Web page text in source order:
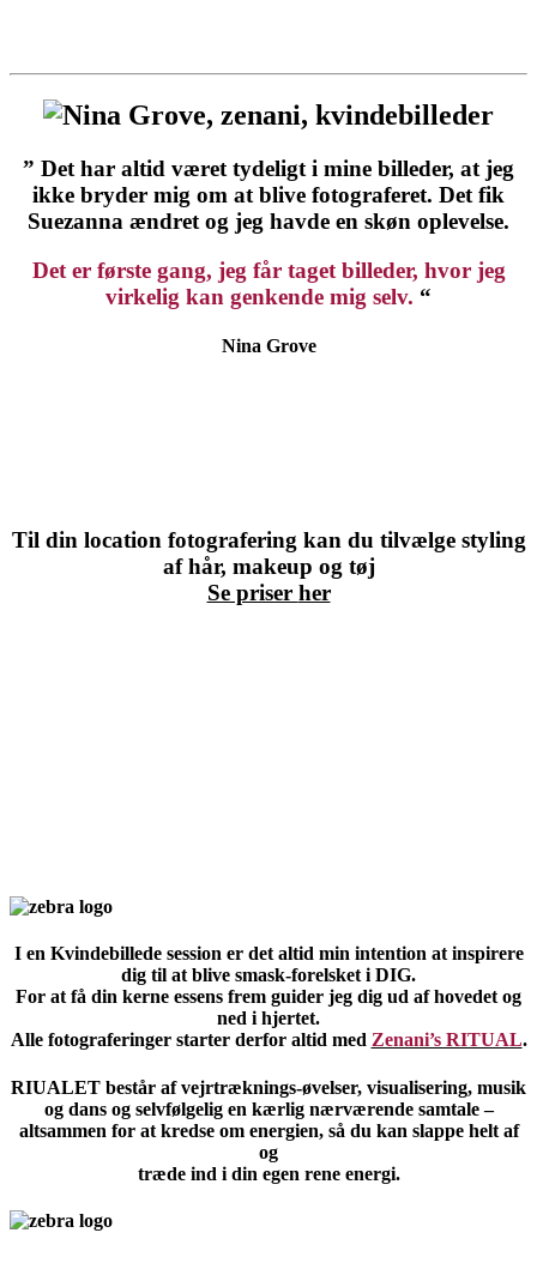
” Det har altid været tydeligt i mine billeder, at jeg
ikke bryder mig om at blive fotograferet. Det fik
Suezanna ændret og jeg havde en skøn oplevelse.
Det er første gang, jeg får taget billeder, hvor jeg
virkelig kan genkende mig selv. “
Nina Grove
Til din location fotografering kan du tilvælge styling
af hår, makeup og tøj
Se priser her
I en Kvindebillede session er det altid min intention at inspirere
dig til at blive smask-forelsket i DIG.
For at få din kerne essens frem guider jeg dig ud af hovedet og
ned i hjertet.
Alle fotograferinger starter derfor altid med Zenani’s RITUAL.
RIUALET består af vejrtræknings-øvelser, visualisering, musik
og dans og selvfølgelig en kærlig nærværende samtale –
altsammen for at kredse om energien, så du kan slappe helt af
og
træde ind i din egen rene energi.